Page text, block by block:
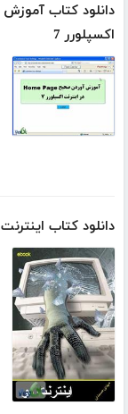
اکسپلورر 7
دانلود کتاب اینترنت 2 - Web 2